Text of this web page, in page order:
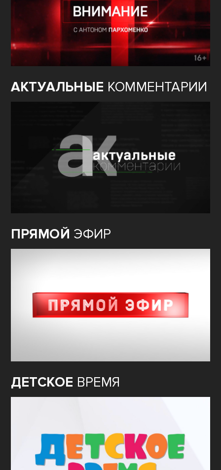
АКТУАЛЬНЫЕ КОММЕНТАРИИ
ПРЯМОЙ ЭФИР
ДЕТСКОЕ ВРЕМЯ